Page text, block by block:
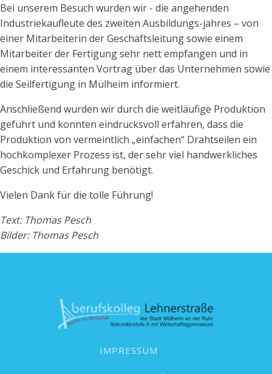
Bei unserem Besuch wurden wir - die angehenden
Industriekaufleute des zweiten Ausbildungs-jahres – von
einer Mitarbeiterin der Geschäftsleitung sowie einem
Mitarbeiter der Fertigung sehr nett empfangen und in
einem interessanten Vortrag über das Unternehmen sowie
die Seilfertigung in Mülheim informiert.
Anschließend wurden wir durch die weitläufige Produktion
geführt und konnten eindrucksvoll erfahren, dass die
Produktion von vermeintlich „einfachen“ Drahtseilen ein
hochkomplexer Prozess ist, der sehr viel handwerkliches
Geschick und Erfahrung benötigt.
Vielen Dank für die tolle Führung!
Text: Thomas Pesch
Bilder: Thomas Pesch
IMPRESSUM